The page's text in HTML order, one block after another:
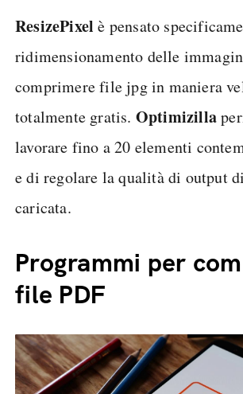
ResizePixelè pensato
ridimensionamento delle
comprimere file jpg in maniera
totalmente gratis. Optimizilla
lavorare fino a 20 elementi
e di regolare la qualità di output
caricata.
Programmi per
file PDF